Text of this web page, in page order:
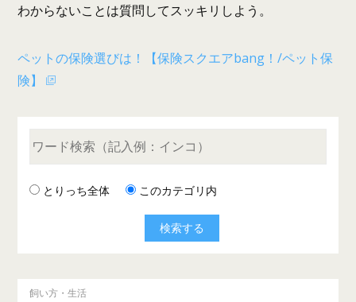
わからないことは質問してスッキリしよう。
ペットの保険選びは！【保険スクエアbang！/ペット保
険】
とりっち全体 このカテゴリ内
飼い方・生活